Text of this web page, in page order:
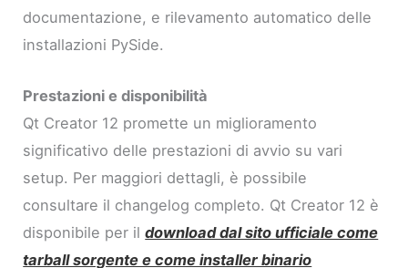
documentazione, e rilevamento automatico delle
installazioni PySide.
Prestazioni e disponibilità
Qt Creator 12 promette un miglioramento
significativo delle prestazioni di avvio su vari
setup. Per maggiori dettagli, è possibile
consultare il changelog completo. Qt Creator 12 è
disponibile per ildownload dal sito ufficiale come
tarball sorgente e come installer binario